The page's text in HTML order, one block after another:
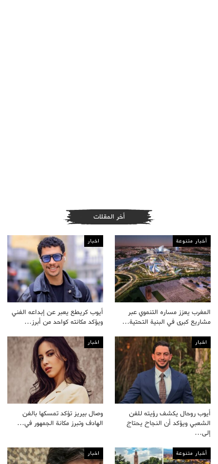
أخر المقلات
أخبار متنوعة
المغرب يعزز مساره التنموي عبر
مشاريع كبرى في البنية التحتية…
اخبار
أيوب كريطع يعبر عن إبداعه الفني
ويؤكد مكانته كواحد من أبرز…
اخبار
أيوب روحال يكشف رؤيته للفن
الشعبي ويؤكد أن النجاح يحتاج
إلى…
اخبار
وصال بيريز تؤكد تمسكها بالفن
الهادف وتبرز مكانة الجمهور في…
أخبار متنوعة اخبار